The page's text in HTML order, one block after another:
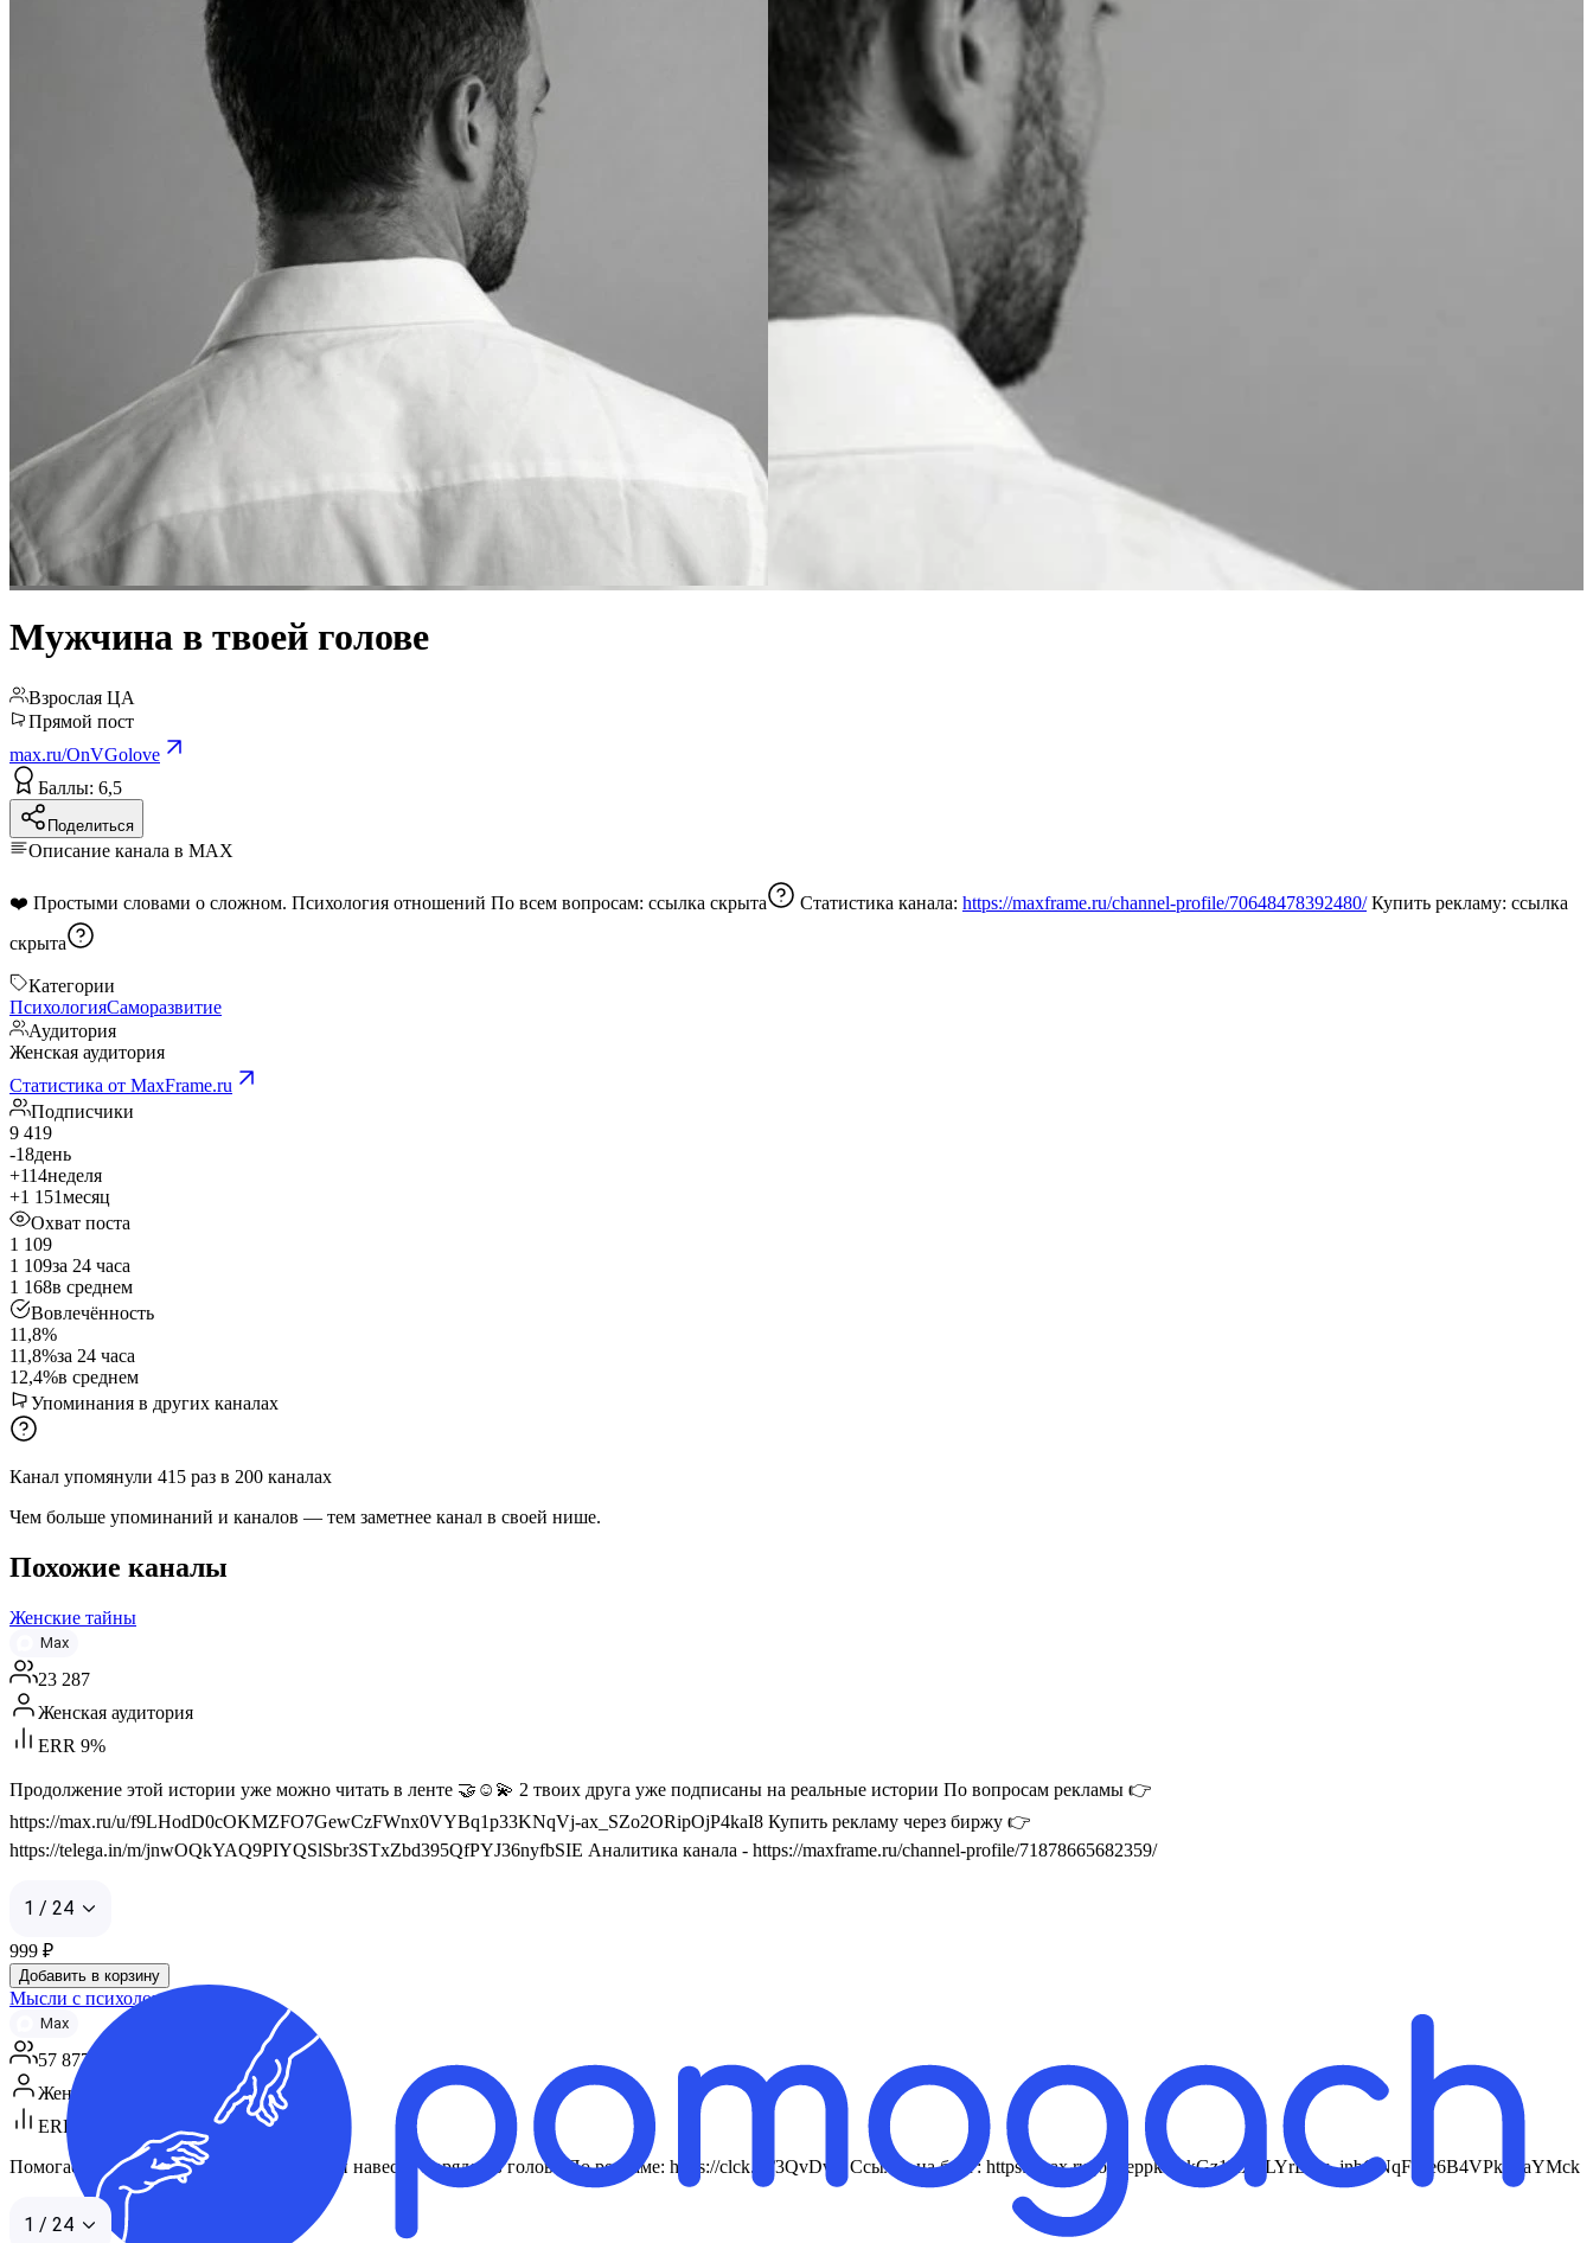
Мужчина в твоей голове
Взрослая ЦА
Прямой пост
max.ru/OnVGolove
Баллы: 6,5
Поделиться
Описание канала в MAX
❤️ Простыми словами о сложном. Психология отношений По всем вопросам: ссылка скрыта Статистика канала: https://maxframe.ru/channel-profile/70648478392480/Купить рекламу: ссылка
скрыта
Категории
ПсихологияСаморазвитие
Аудитория
Женская аудитория
Статистика от MaxFrame.ru
Подписчики
9 419
-18день
+114неделя
+1 151месяц
Охват поста
1 109
1 109за 24 часа
1 168в среднем
Вовлечённость
11,8%
11,8%за 24 часа
12,4%в среднем
Упоминания в других каналах
Канал упомянули 415 раз в 200 каналах
Чем больше упоминаний и каналов — тем заметнее канал в своей нише.
Похожие каналы
Женские тайны
Max
23 287
Женская аудитория
ERR 9%
Продолжение этой истории уже можно читать в ленте 🤝☺️💫 2 твоих друга уже подписаны на реальные истории По вопросам рекламы 👉
https://max.ru/u/f9LHodD0cOKMZFO7GewCzFWnx0VYBq1p33KNqVj-ax_SZo2ORipOjP4kaI8 Купить рекламу через биржу 👉
https://telega.in/m/jnwOQkYAQ9PIYQSlSbr3STxZbd395QfPYJ36nyfbSIE Аналитика канала - https://maxframe.ru/channel-profile/71878665682359/
1 / 24
999 ₽
Добавить в корзину
Мысли с психологом
Max
57 877
Женская аудитория
ERR 13%
Помогаем «выдохнуть», убрать тревогу и навести порядок в голове По рекламе: https://clck.ru/3QvDvC Ссылка на блог: https://max.ru/join/eppkm_kGz1RXxLYrLbw_jnbONqFLle6B4VPkFkaYMck
1 / 24